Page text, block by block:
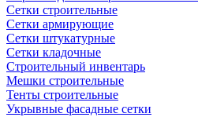
Сетки строительные
Сетки армирующие
Сетки штукатурные
Сетки кладочные
Строительный инвентарь
Мешки строительные
Тенты строительные
Укрывные фасадные сетки